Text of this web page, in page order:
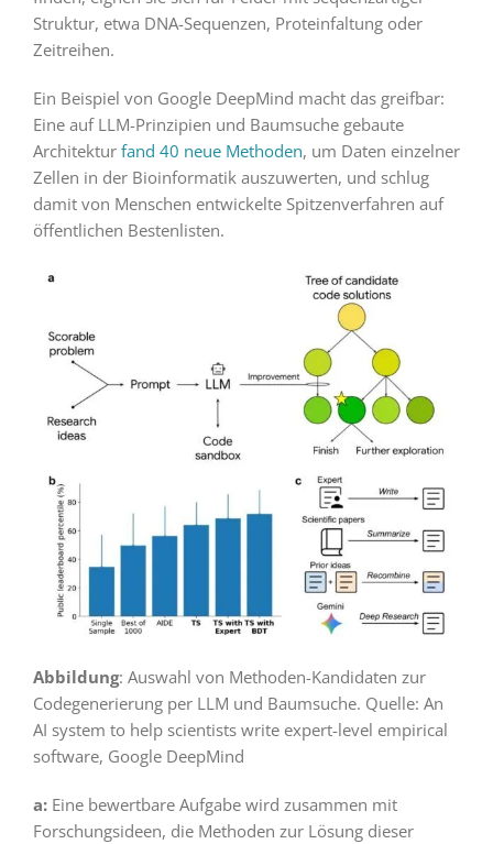
Struktur, etwa DNA-Sequenzen, Proteinfaltung oder
Zeitreihen.
Ein Beispiel von Google DeepMind macht das greifbar:
Eine auf LLM-Prinzipien und Baumsuche gebaute
Architektur fand 40 neue Methoden, um Daten einzelner
Zellen in der Bioinformatik auszuwerten, und schlug
damit von Menschen entwickelte Spitzenverfahren auf
öffentlichen Bestenlisten.
Abbildung: Auswahl von Methoden-Kandidaten zur
Codegenerierung per LLM und Baumsuche. Quelle: An
AI system to help scientists write expert-level empirical
software, Google DeepMind
a:Eine bewertbare Aufgabe wird zusammen mit
Forschungsideen, die Methoden zur Lösung dieser